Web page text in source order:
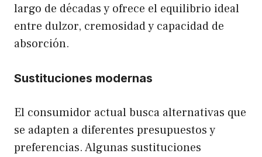
largo de décadas y ofrece el equilibrio ideal
entre dulzor, cremosidad y capacidad de
absorción.
Sustituciones modernas
El consumidor actual busca alternativas que
se adapten a diferentes presupuestos y
preferencias. Algunas sustituciones